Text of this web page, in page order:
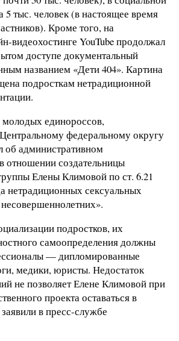
5 тыс. человек (в настоящее время
Кроме того, на
видеохостинге YouTube продолжал
доступе документальный
названием «Дети 404». Картина
подросткам нетрадиционной
единороссов,
федеральному округу
об административном
отношении создательницы
Елены Климовой по ст. 6.21
нетрадиционных сексуальных
подростков, их
самоопределения должны
— дипломированные
медики, юристы. Недостаток
не позволяет Елене Климовой при
проекта оставаться в
в пресс-службе